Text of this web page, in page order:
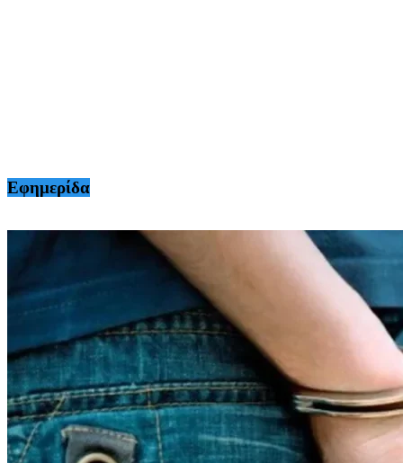
Εφημερίδα